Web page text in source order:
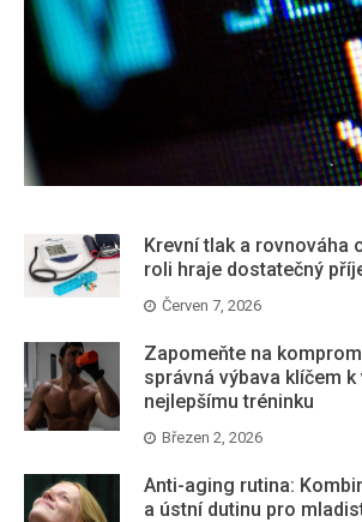
Krevní tlak a rovnováha
roli hraje dostatečný
Červen 7, 2026
Zapomeňte na
správná výbava klíčem k
nejlepšímu tréninku
Březen 2, 2026
Anti-aging rutina:
a ústní dutinu pro